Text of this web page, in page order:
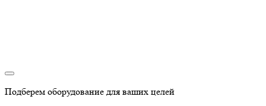
Подберем оборудование для ваших целей